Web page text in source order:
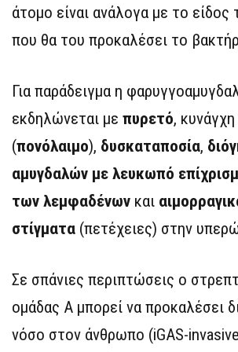
άτομο είναι ανάλογα με το είδος
που θα του προκαλέσει το
Για παράδειγμα η
εκδηλώνεται με πυρετό, κυνάγχη
(πονόλαιμο), δυσκαταποσία,
αμυγδαλών με λευκωπό
των λεμφαδένων και
στίγματα (πετέχειες) στην
Σε σπάνιες περιπτώσεις ο
ομάδας Α μπορεί να προκαλέσει
νόσο στον άνθρωπο (iGAS-